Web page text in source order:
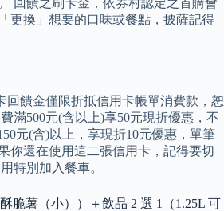
回饋之刷卡金，依券村認定之首購會
更換」想要的口味或餐點，披薩記得
饋金僅限折抵信用卡帳單消費款，恕
滿500元(含以上)享50元現折優惠，不
元(含)以上，享現折10元優惠，單筆
你還在使用這二張信用卡，記得要切
特別加入餐車。
脆薯（小））＋飲品 2 選 1（1.25L 可